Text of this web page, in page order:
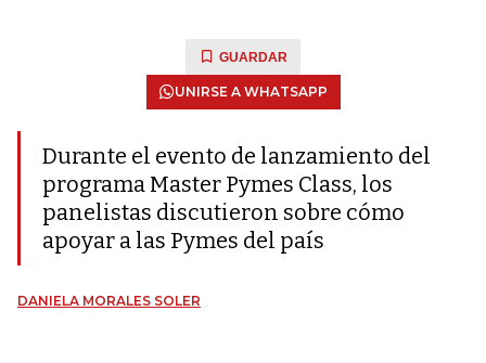
GUARDAR
UNIRSE A WHATSAPP
Durante el evento de lanzamiento del
programa Master Pymes Class, los
panelistas discutieron sobre cómo
apoyar a las Pymes del país
DANIELA MORALES SOLER